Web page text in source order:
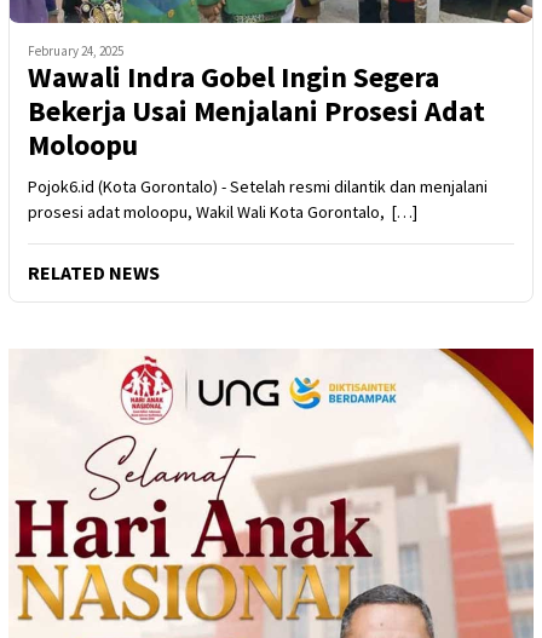
February 24, 2025
Wawali Indra Gobel Ingin Segera
Bekerja Usai Menjalani Prosesi Adat
Moloopu
Pojok6.id (Kota Gorontalo) - Setelah resmi dilantik dan menjalani
prosesi adat moloopu, Wakil Wali Kota Gorontalo, […]
RELATED NEWS